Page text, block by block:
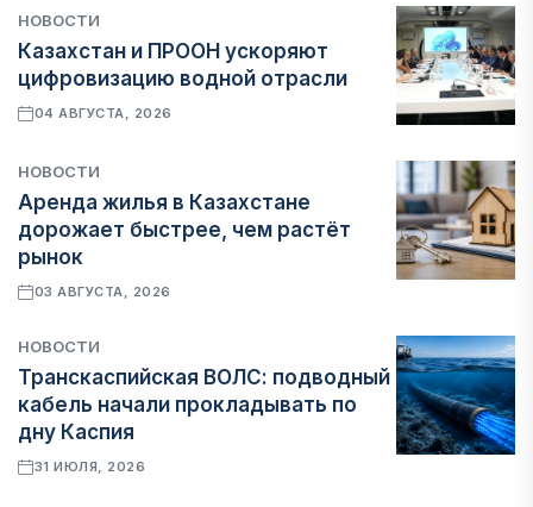
НОВОСТИ
Казахстан и ПРООН ускоряют
цифровизацию водной отрасли
04 АВГУСТА, 2026
НОВОСТИ
Аренда жилья в Казахстане
дорожает быстрее, чем растёт
рынок
03 АВГУСТА, 2026
НОВОСТИ
Транскаспийская ВОЛС: подводный
кабель начали прокладывать по
дну Каспия
31 ИЮЛЯ, 2026